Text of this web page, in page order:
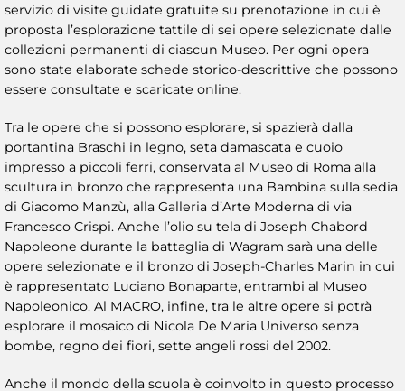
servizio di visite guidate gratuite su prenotazione in cui è
proposta l’esplorazione tattile di sei opere selezionate dalle
collezioni permanenti di ciascun Museo. Per ogni opera
sono state elaborate schede storico-descrittive che possono
essere consultate e scaricate online.
Tra le opere che si possono esplorare, si spazierà dalla
portantina Braschi in legno, seta damascata e cuoio
impresso a piccoli ferri, conservata al Museo di Roma alla
scultura in bronzo che rappresenta una Bambina sulla sedia
di Giacomo Manzù, alla Galleria d’Arte Moderna di via
Francesco Crispi. Anche l’olio su tela di Joseph Chabord
Napoleone durante la battaglia di Wagram sarà una delle
opere selezionate e il bronzo di Joseph-Charles Marin in cui
è rappresentato Luciano Bonaparte, entrambi al Museo
Napoleonico. Al MACRO, infine, tra le altre opere si potrà
esplorare il mosaico di Nicola De Maria Universo senza
bombe, regno dei fiori, sette angeli rossi del 2002.
Anche il mondo della scuola è coinvolto in questo processo